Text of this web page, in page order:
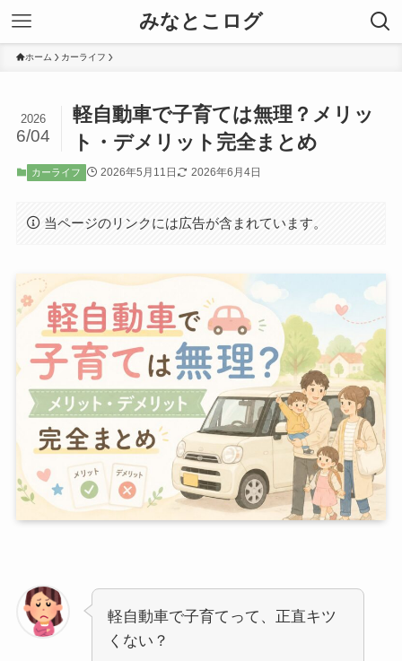
みなとこログ
ホーム カーライフ
軽自動車で子育ては無理？メリッ
ト・デメリット完全まとめ
2026
6/04
カーライフ 2026年5月11日 2026年6月4日
当ページのリンクには広告が含まれています。
軽自動車で子育てって、正直キツ
くない？